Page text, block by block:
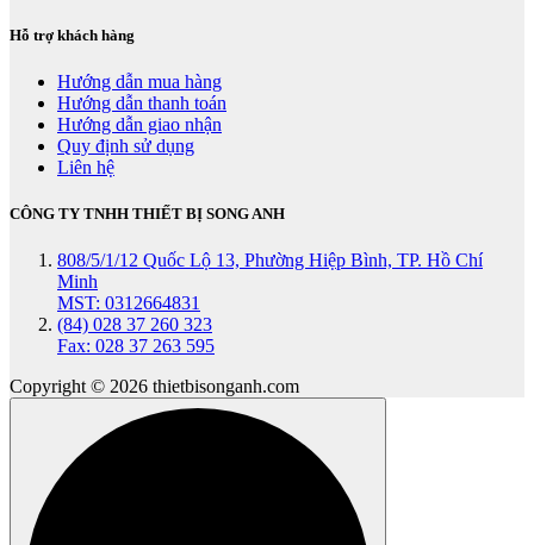
Hỗ trợ khách hàng
Hướng dẫn mua hàng
Hướng dẫn thanh toán
Hướng dẫn giao nhận
Quy định sử dụng
Liên hệ
CÔNG TY TNHH THIẾT BỊ SONG ANH
808/5/1/12 Quốc Lộ 13, Phường Hiệp Bình, TP. Hồ Chí
Minh
MST: 0312664831
(84) 028 37 260 323
Fax: 028 37 263 595
Copyright © 2026 thietbisonganh.com